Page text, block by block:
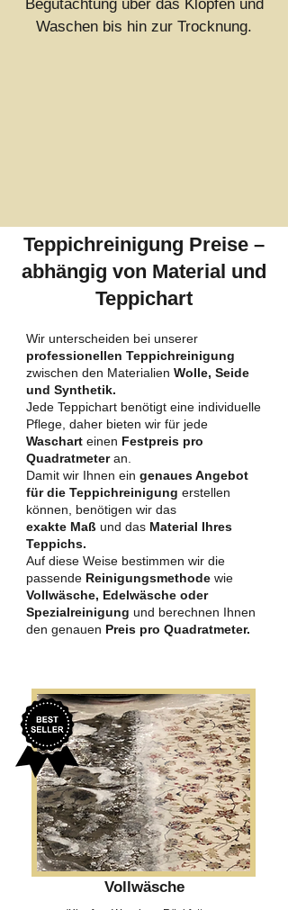
Begutachtung über das Klopfen und
Waschen bis hin zur Trocknung.
Teppichreinigung Preise –
abhängig von Material und
Teppichart
Wir unterscheiden bei unserer
professionellen Teppichreinigung
zwischen den Materialien Wolle, Seide
und Synthetik.
Jede Teppichart benötigt eine individuelle
Pflege, daher bieten wir für jede
Waschart einen Festpreis pro
Quadratmeteran.
Damit wir Ihnen ein genaues Angebot
für die Teppichreinigung erstellen
können, benötigen wir das
exakte Maß und das Material Ihres
Teppichs.
Auf diese Weise bestimmen wir die
passende Reinigungsmethode wie
Vollwäsche, Edelwäsche oder
Spezialreinigung und berechnen Ihnen
den genauen Preis pro Quadratmeter.
Vollwäsche